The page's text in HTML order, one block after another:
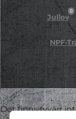
Jullov
0
NPF-
Det finns tyvärr